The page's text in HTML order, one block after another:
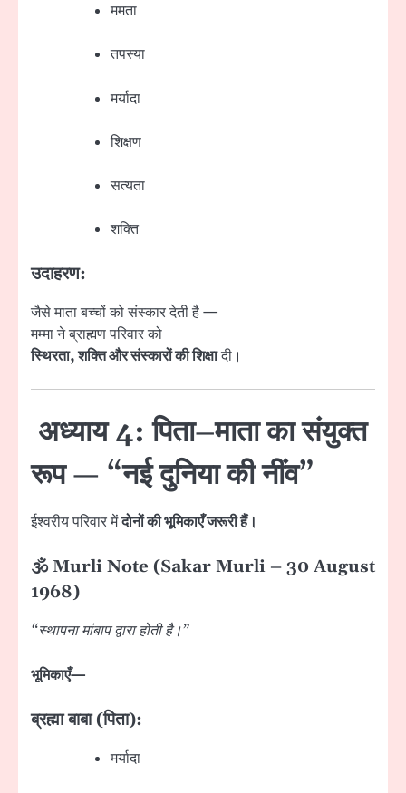
ममता
तपस्या
मर्यादा
शिक्षण
सत्यता
शक्ति
उदाहरण:
जैसे माता बच्चों को संस्कार देती है —
मम्मा ने ब्राह्मण परिवार को
स्थिरता, शक्ति और संस्कारों की शिक्षादी।
अध्याय 4: पिता–माता का संयुक्त
रूप — “नई दुनिया की नींव”
ईश्वरीय परिवार मेंदोनों की भूमिकाएँ जरूरी हैं।
🕉 Murli Note (Sakar Murli – 30 August
1968)
“स्थापना मांबाप द्वारा होती है।”
भूमिकाएँ—
ब्रह्मा बाबा (पिता):
मर्यादा